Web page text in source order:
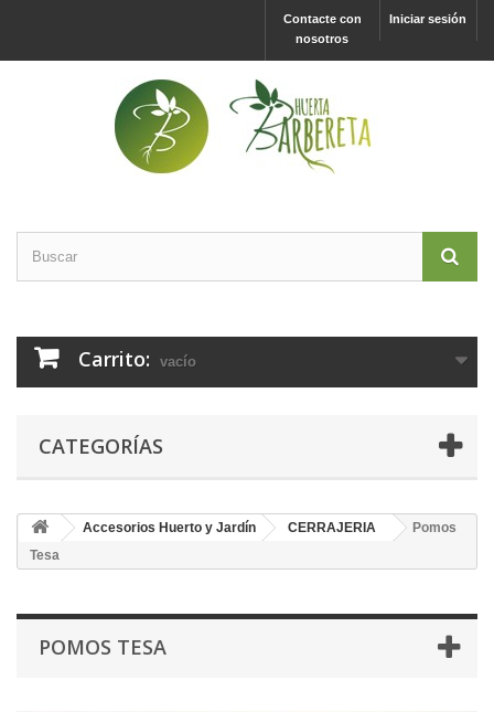
Iniciar sesión
Contacte con
nosotros
Carrito: vacío
CATEGORÍAS
Accesorios Huerto y Jardín CERRAJERIA
Pomos
Tesa
POMOS TESA